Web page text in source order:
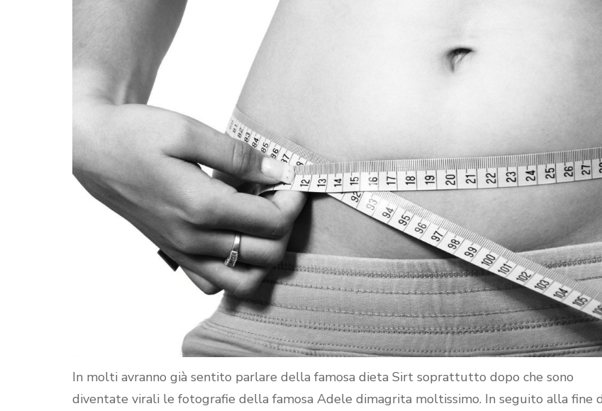
In molti avranno già sentito parlare della famosa dieta Sirt soprattutto dopo che sono
diventate virali le fotografie della famosa Adele dimagrita moltissimo. In seguito alla fine